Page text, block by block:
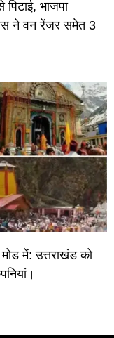
भाजपा
ने वन रेंजर समेत 3
में: उत्तराखंड को